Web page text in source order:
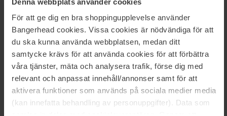
För att ge dig en bra shoppingupplevelse använder
Bangerhead cookies. Vissa cookies är nödvändiga för att
du ska kunna använda webbplatsen, medan ditt
samtycke krävs för att använda cookies för att förbättra
våra tjänster, mäta och analysera trafik, förse dig med
relevant och anpassat innehåll/annonser samt för att
aktivera funktioner som används på sociala medier media
(kan innefatta behandling av personuppgifter). Data som
CELEBRATE IN GOLD Til jul forvandler BOSS-snefnuggene sig til
guld. Det magiske støv falder fra den mørke himmel og oplyser
byen, ligesom den ikoniske BOSS Alive Eau de Parfum flakon
iføres et eksklusivt, gyldent touch, der får den til at lyse op i
mørket. Delikat & festligt.
Størrelse: 50 ml
Varenummer: 97007
Kategorier: